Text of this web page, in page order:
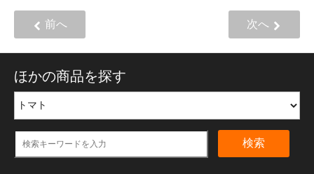
前へ 次へ
ほかの商品を探す
検索